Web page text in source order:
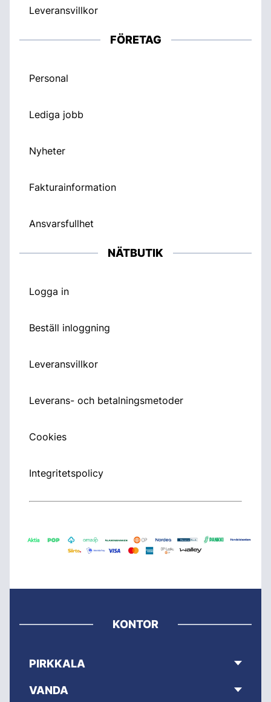
Leveransvillkor
FÖRETAG
Personal
Lediga jobb
Nyheter
Fakturainformation
Ansvarsfullhet
NÄTBUTIK
Logga in
Beställ inloggning
Leveransvillkor
Leverans- och betalningsmetoder
Cookies
Integritetspolicy
KONTOR
PIRKKALA
VANDA